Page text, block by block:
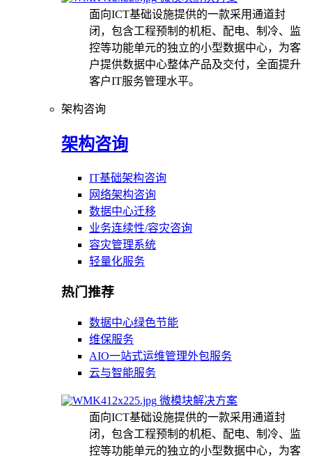
面向ICT基础设施提供的一款采用通道封
闭，包含工程预制的机柜、配电、制冷、监
控等功能单元的独立的小型数据中心，为客
户提供数据中心整体产品及交付，全面提升
客户IT服务管理水平。
架构咨询
架构咨询
IT基础架构咨询
网络架构咨询
数据中心迁移
业务连续性/容灾咨询
容灾管理系统
轻量化服务
热门推荐
数据中心绿色节能
维保服务
AIO一站式运维管理外包服务
云与智能服务
微模块解决方案
面向ICT基础设施提供的一款采用通道封
闭，包含工程预制的机柜、配电、制冷、监
控等功能单元的独立的小型数据中心，为客